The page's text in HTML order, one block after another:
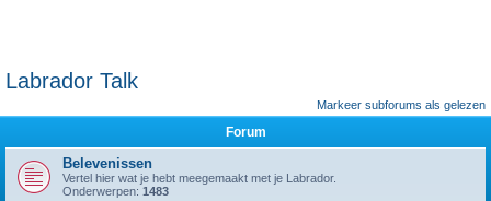
Labrador Talk
Markeer subforums als gelezen
Forum
Belevenissen
Vertel hier wat je hebt meegemaakt met je Labrador.
Onderwerpen: 1483